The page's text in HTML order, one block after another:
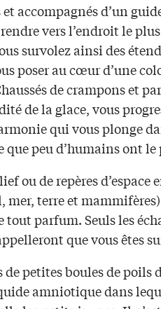
accompagnés d’un
vers l’endroit le
survolez ainsi des
poser au cœur d’une
de crampons et
de la glace, vous
qui vous plonge
peu d’humains ont le
ou de repères
mer, terre et
parfum. Seuls les
que vous êtes
petites boules de poils
amniotique dans